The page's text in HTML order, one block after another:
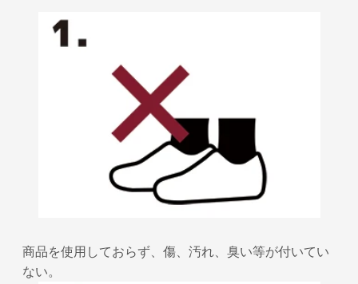
商品を使用しておらず、傷、汚れ、臭い等が付いてい
ない。